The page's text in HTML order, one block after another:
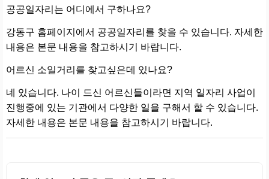
공공일자리는 어디에서 구하나요?
강동구 홈페이지에서 공공일자리를 찾을 수 있습니다. 자세한
내용은 본문 내용을 참고하시기 바랍니다.
어르신 소일거리를 찾고싶은데 있나요?
네 있습니다. 나이 드신 어르신들이라면 지역 일자리 사업이
진행중에 있는 기관에서 다양한 일을 구해서 할 수 있습니다.
자세한 내용은 본문 내용을 참고하시기 바랍니다.